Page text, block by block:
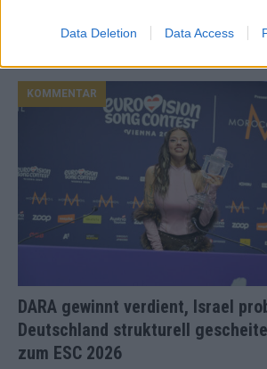
Data Deletion Data Access
Juni 2026
DARA gewinnt verdient, Israel
Deutschland strukturell
zum ESC 2026
KOMMENTAR